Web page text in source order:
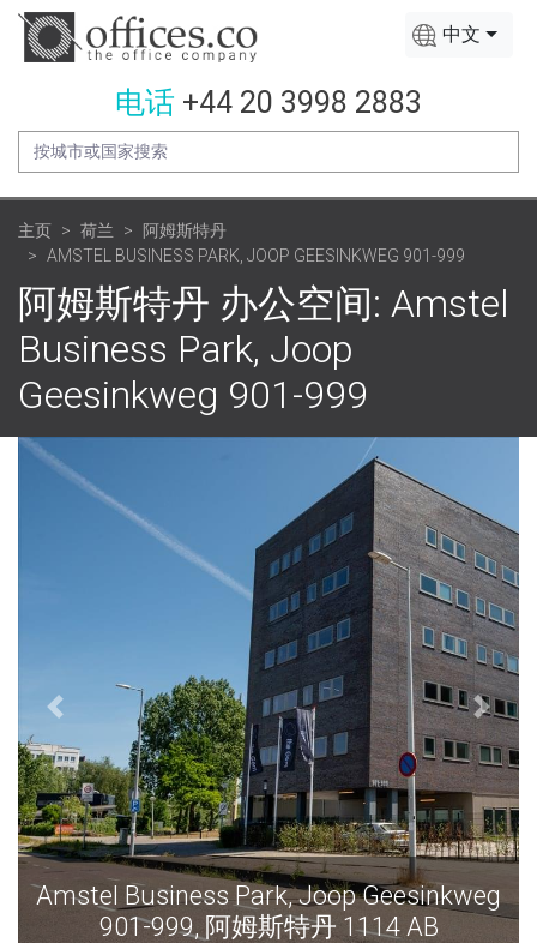
中文
电话 +44 20 3998 2883
主页 荷兰
阿姆斯特丹
AMSTEL BUSINESS PARK, JOOP GEESINKWEG 901-999
阿姆斯特丹 办公空间: Amstel
Business Park, Joop
Geesinkweg 901-999
Amstel Business Park, Joop Geesinkweg
901-999, 阿姆斯特丹 1114 AB